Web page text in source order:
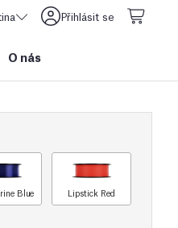
Přihlásit se
O nás
Blue Lipstick Red